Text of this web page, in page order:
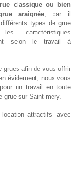
classique ou bien
araignée, car il
types de grue
caractéristiques
selon le travail à
grues afin de vous offrir
évidement, nous vous
un travail en toute
grue sur Saint-mery.
attractifs, avec